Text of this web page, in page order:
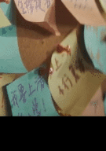
,视频